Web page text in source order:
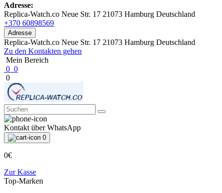
Adresse:
Replica-Watch.co Neue Str. 17 21073 Hamburg Deutschland
+370 60898569
Adresse
Replica-Watch.co Neue Str. 17 21073 Hamburg Deutschland
Zu den Kontakten gehen
Mein Bereich
0 0
0
Kontakt über WhatsApp
0
0€
Zur Kasse
Top-Marken